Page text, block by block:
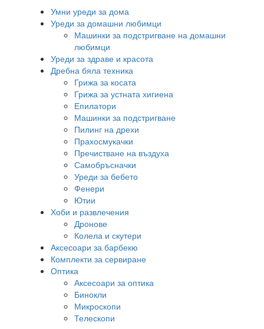
Умни уреди за дома
Уреди за домашни любимци
Машинки за подстригване на домашни
любимци
Уреди за здраве и красота
Дребна бяла техника
Грижа за косата
Грижа за устната хигиена
Епилатори
Машинки за подстригване
Пилинг на дрехи
Прахосмукачки
Пречистване на въздуха
Самобръсначки
Уреди за бебето
Фенери
Ютии
Хоби и развлечения
Дронове
Колела и скутери
Аксесоари за барбекю
Комплекти за сервиране
Оптика
Аксесоари за оптика
Бинокли
Микроскопи
Телескопи